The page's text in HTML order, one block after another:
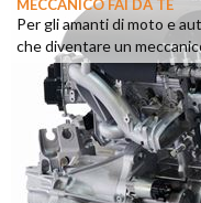
MECCANICO FAI DA TE
Per gli amanti di moto e
che diventare un